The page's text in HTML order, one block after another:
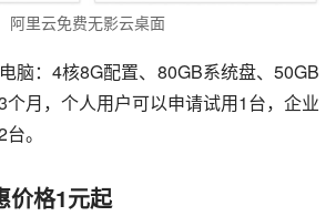
阿里云免费无影云桌面
脑：4核8G配置、80GB系统盘、50GB
月，个人用户可以申请试用1台，企业
。
价格1元起